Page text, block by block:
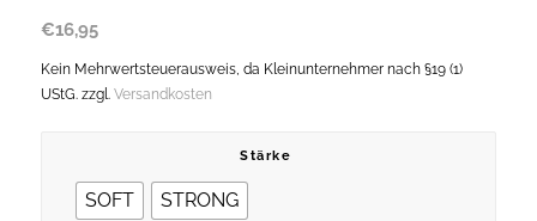
€16,95
Kein Mehrwertsteuerausweis, da Kleinunternehmer nach §19 (1)
UStG. zzgl. Versandkosten
Stärke
SOFT STRONG